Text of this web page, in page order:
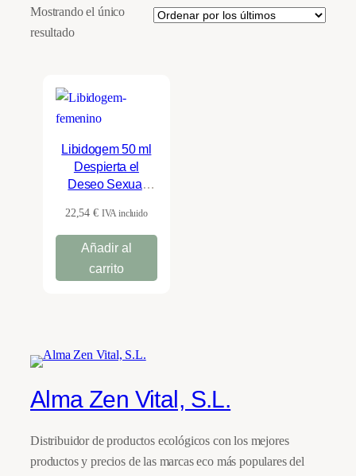
Mostrando el único
resultado
Libidogem 50 ml
Despierta el
Deseo Sexual
HerbalGem
22,54€ IVA incluido
Añadir al
carrito
Alma Zen Vital, S.L.
Distribuidor de productos ecológicos con los mejores
productos y precios de las marcas eco más populares del